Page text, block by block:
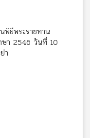
พิธีพระราชทาน
า 2546 วันที่ 10
า